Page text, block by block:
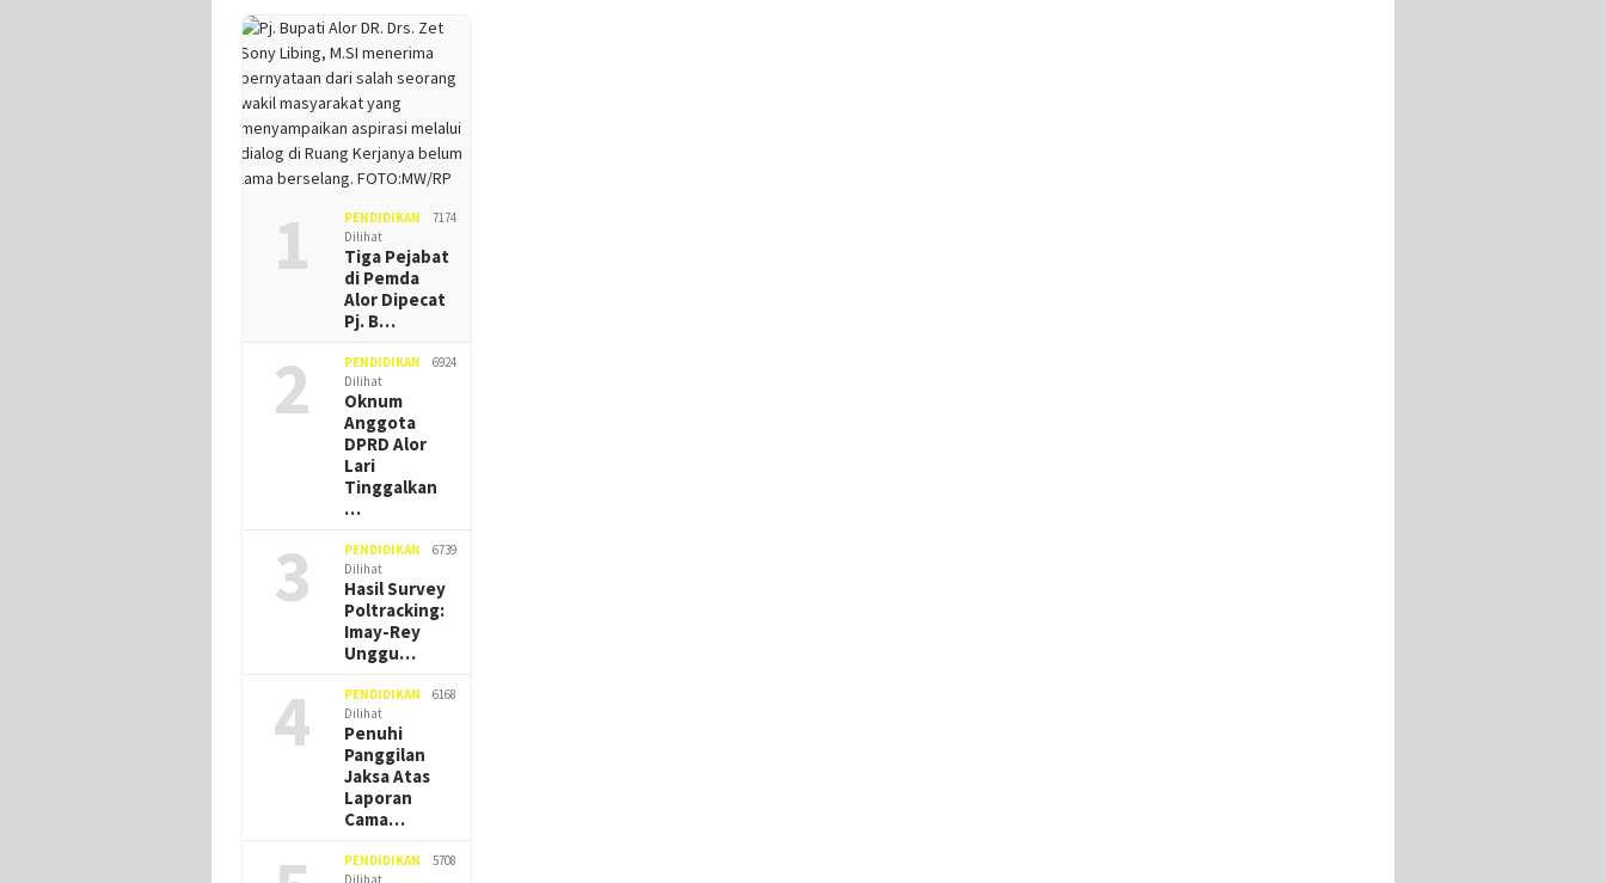
1 PENDIDIKAN
7174
Dilihat
Tiga Pejabat
di Pemda
Alor Dipecat
Pj. B…
2 PENDIDIKAN
6924
Dilihat
Oknum
Anggota
DPRD Alor
Lari
Tinggalkan
…
3 PENDIDIKAN
6739
Dilihat
Hasil Survey
Poltracking:
Imay-Rey
Unggu…
4 PENDIDIKAN
6168
Dilihat
Penuhi
Panggilan
Jaksa Atas
Laporan
Cama…
PENDIDIKAN
5708
Dilihat